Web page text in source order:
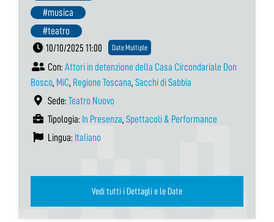
#musica
#teatro
10/10/2025 11:00
Date Multiple
Con: Attori in detenzione della Casa Circondariale Don
Bosco, MiC, Regione Toscana, Sacchi di Sabbia
Sede: Teatro Nuovo
Tipologia: In Presenza, Spettacoli & Performance
Lingua: Italiano
Vedi tutti i Dettagli e le Date